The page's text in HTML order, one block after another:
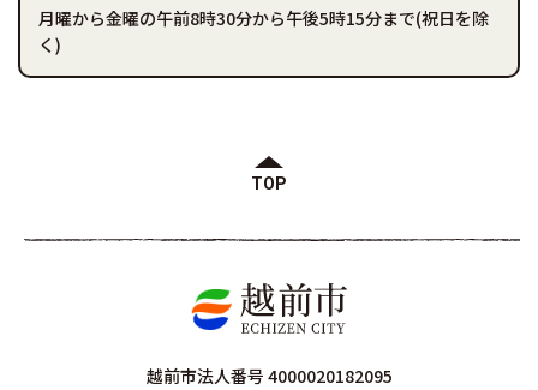
月曜から金曜の午前8時30分から午後5時15分まで(祝日を除
く)
TOP
越前市法人番号 4000020182095